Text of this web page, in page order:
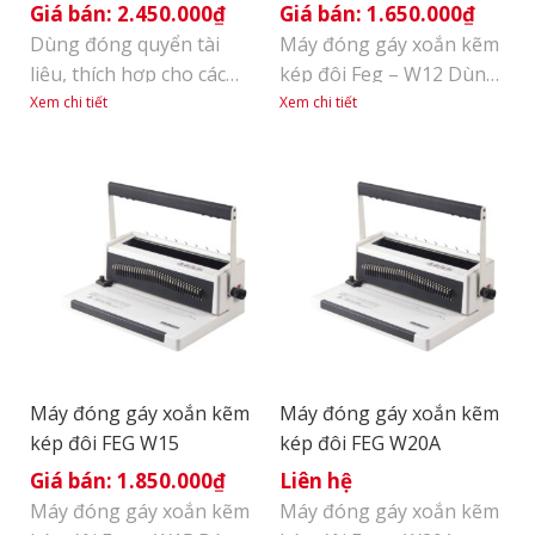
2.450.000₫
Dùng đóng quyển tài
liệu, thích hợp cho các
doanh nghiệp, cơ quan
giấy bằng tay Đục được
15 tờ/lần với lỗ đóng
hình tròn Khổ giấy đóng
A4 Dùng được mọi kích
lò xo từ phi 4.8mm đến
phi 14.3mm Có lu luồn
Xem chi tiết
1.650.000₫
Máy đóng gáy xoắn kẽm
kép đôi Feg – W12 Dùng
đóng quyển tài liệu, thích
nước, cửa hàng
photocopy… Đóng lỗ
giấy bằng tay Đục được
12 tờ/lần với lỗ đóng
hình vuông Khổ giấy
đóng A4 Dùng được mọi
Xem chi tiết
Máy đóng gáy xoắn kẽm
kép đôi FEG W15
1.850.000₫
Máy đóng gáy xoắn kẽm
Máy đóng gáy xoắn kẽm
kép đôi FEG W20A
Liên hệ
Máy đóng gáy xoắn kẽm